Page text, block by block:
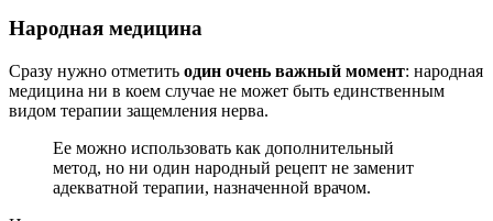
Народная медицина
Сразу нужно отметить один очень важный момент: народная
медицина ни в коем случае не может быть единственным
видом терапии защемления нерва.
Ее можно использовать как дополнительный
метод, но ни один народный рецепт не заменит
адекватной терапии, назначенной врачом.